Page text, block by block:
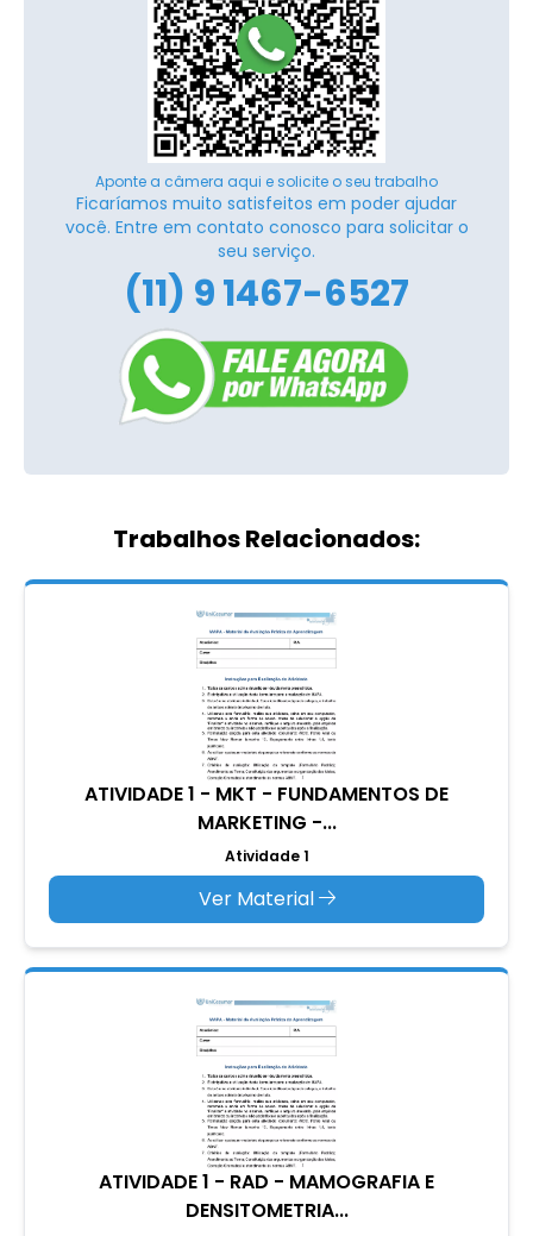
Aponte a câmera aqui e solicite o seu trabalho
Ficaríamos muito satisfeitos em poder ajudar
você. Entre em contato conosco para solicitar o
seu serviço.
(11) 9 1467-6527
Trabalhos Relacionados:
ATIVIDADE 1 - MKT - FUNDAMENTOS DE
MARKETING -...
Atividade 1
Ver Material
ATIVIDADE 1 - RAD - MAMOGRAFIA E
DENSITOMETRIA...